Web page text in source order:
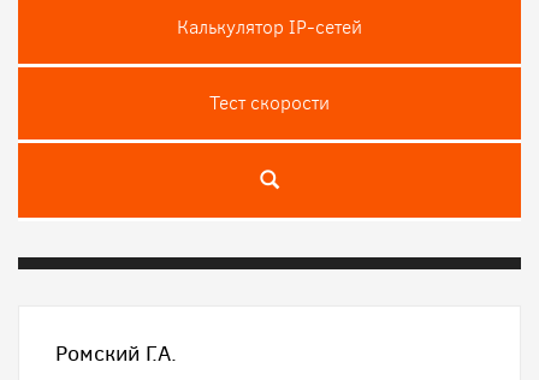
Калькулятор IP-сетей
Тест скороcти
Ромский Г.А.